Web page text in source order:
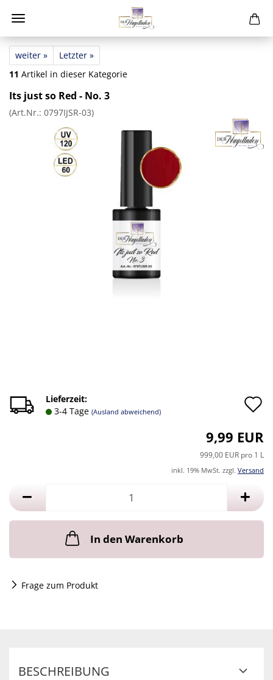
weiter »
Letzter »
11 Artikel in dieser Kategorie
Its just so Red - No. 3
(Art.Nr.: 0797IJSR-03)
Lieferzeit:
3-4 Tage (Ausland abweichend)
9,99 EUR
999,00 EUR pro 1 L
inkl. 19% MwSt. zzgl. Versand
In den Warenkorb
Frage zum Produkt
BESCHREIBUNG